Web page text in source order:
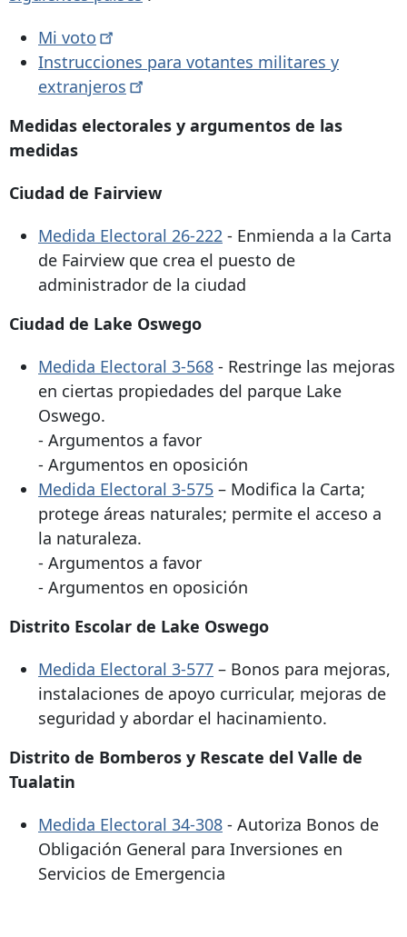
Mi voto
Instrucciones para votantes militares y
extranjeros
Medidas electorales y argumentos de las
medidas
Ciudad de Fairview
Medida Electoral 26-222 - Enmienda a la Carta
de Fairview que crea el puesto de
administrador de la ciudad
Ciudad de Lake Oswego
Medida Electoral 3-568 - Restringe las mejoras
en ciertas propiedades del parque Lake
Oswego.
- Argumentos a favor
- Argumentos en oposición
Medida Electoral 3-575 – Modifica la Carta;
protege áreas naturales; permite el acceso a
la naturaleza.
- Argumentos a favor
- Argumentos en oposición
Distrito Escolar de Lake Oswego
Medida Electoral 3-577 – Bonos para mejoras,
instalaciones de apoyo curricular, mejoras de
seguridad y abordar el hacinamiento.
Distrito de Bomberos y Rescate del Valle de
Tualatin
Medida Electoral 34-308 - Autoriza Bonos de
Obligación General para Inversiones en
Servicios de Emergencia